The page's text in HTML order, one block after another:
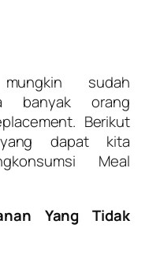
sudah
banyak orang
Berikut
dapat kita
Meal
Yang Tidak